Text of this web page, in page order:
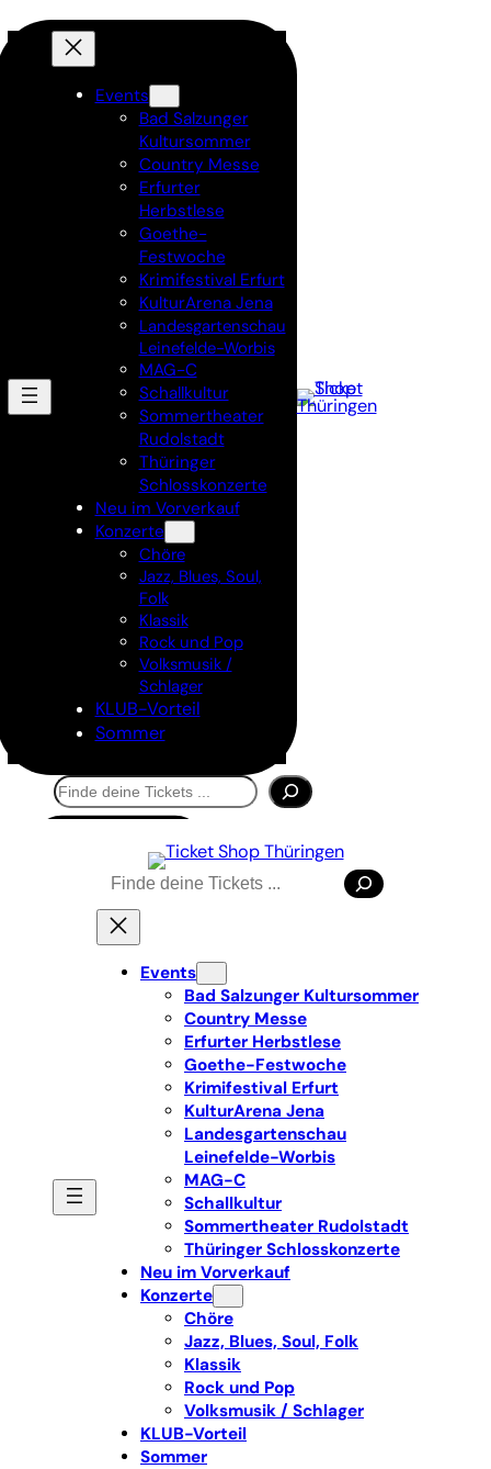
Events
Bad Salzunger
Kultursommer
Country Messe
Erfurter
Herbstlese
Goethe-
Festwoche
Krimifestival Erfurt
KulturArena Jena
Landesgartenschau
Leinefelde-Worbis
MAG-C
Schallkultur
Sommertheater
Rudolstadt
Thüringer
Schlosskonzerte
Neu im Vorverkauf
Konzerte
Chöre
Jazz, Blues, Soul,
Folk
Klassik
Rock und Pop
Volksmusik /
Schlager
KLUB-Vorteil
Sommer
Suchen
Suchen
Events
Bad Salzunger Kultursommer
Country Messe
Erfurter Herbstlese
Goethe-Festwoche
Krimifestival Erfurt
KulturArena Jena
Landesgartenschau
Leinefelde-Worbis
MAG-C
Schallkultur
Sommertheater Rudolstadt
Thüringer Schlosskonzerte
Neu im Vorverkauf
Konzerte
Chöre
Jazz, Blues, Soul, Folk
Klassik
Rock und Pop
Volksmusik / Schlager
KLUB-Vorteil
Sommer
Tickets kaufen